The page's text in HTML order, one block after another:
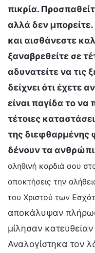
πικρία.
αλλά δεν
και αισθάνεστε
ξαναβρεθείτε σε
αδυνατείτε να τις
δείχνει ότι έχετε
είναι παγίδα το
τέτοιες
της διεφθαρμένης
δένουν τα
αληθινή καρδιά σου
αποκτήσεις την
του Χριστού των
αποκάλυψαν
μίλησαν
Αναλογίστηκα τον